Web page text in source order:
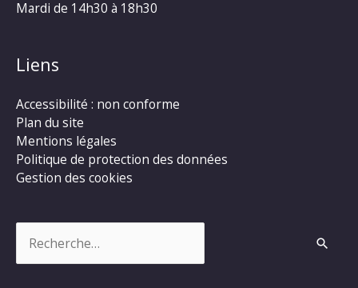
Mardi de 14h30 à 18h30
Liens
Accessibilité : non conforme
Plan du site
Mentions légales
Politique de protection des données
Gestion des cookies